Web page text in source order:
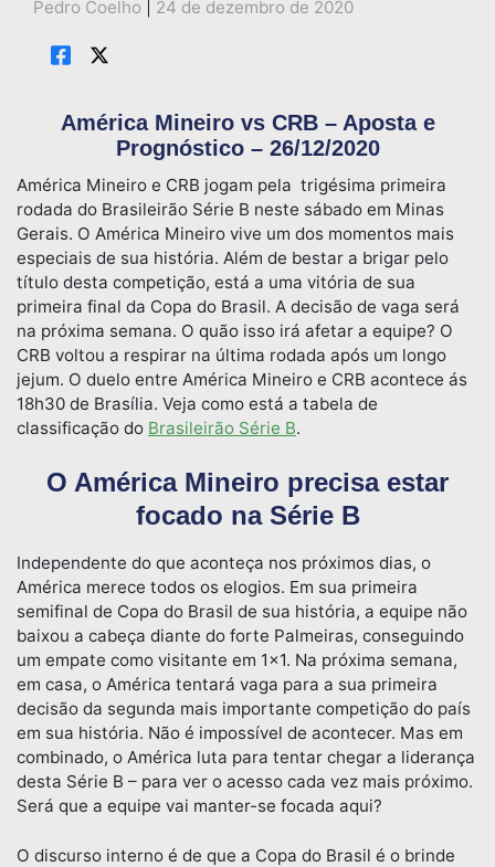
Pedro Coelho 24 de dezembro de 2020
América Mineiro vs CRB – Aposta e
Prognóstico – 26/12/2020
América Mineiro e CRB jogam pela trigésima primeira
rodada do Brasileirão Série B neste sábado em Minas
Gerais. O América Mineiro vive um dos momentos mais
especiais de sua história. Além de bestar a brigar pelo
título desta competição, está a uma vitória de sua
primeira final da Copa do Brasil. A decisão de vaga será
na próxima semana. O quão isso irá afetar a equipe? O
CRB voltou a respirar na última rodada após um longo
jejum. O duelo entre América Mineiro e CRB acontece ás
18h30 de Brasília. Veja como está a tabela de
classificação do Brasileirão Série B.
O América Mineiro precisa estar
focado na Série B
Independente do que aconteça nos próximos dias, o
América merece todos os elogios. Em sua primeira
semifinal de Copa do Brasil de sua história, a equipe não
baixou a cabeça diante do forte Palmeiras, conseguindo
um empate como visitante em 1×1. Na próxima semana,
em casa, o América tentará vaga para a sua primeira
decisão da segunda mais importante competição do país
em sua história. Não é impossível de acontecer. Mas em
combinado, o América luta para tentar chegar a liderança
desta Série B – para ver o acesso cada vez mais próximo.
Será que a equipe vai manter-se focada aqui?
O discurso interno é de que a Copa do Brasil é o brinde